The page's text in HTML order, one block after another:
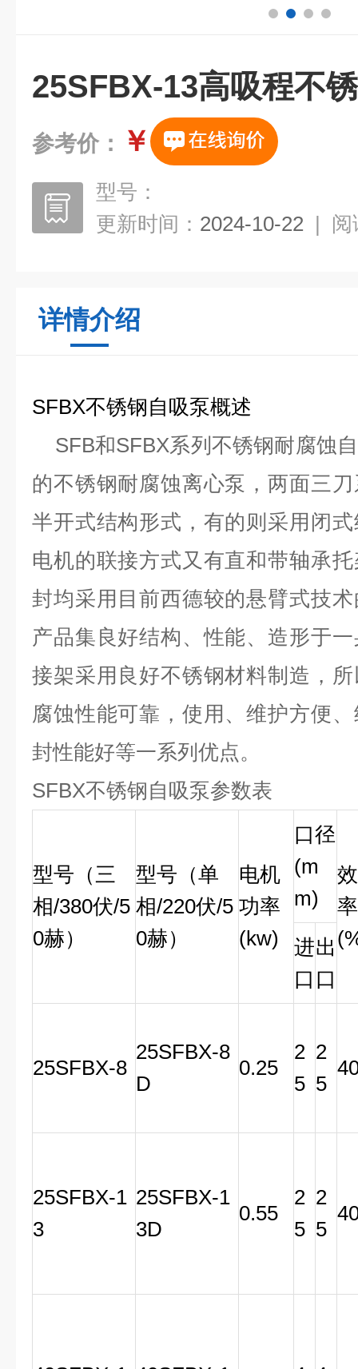
25SFBX-13高吸程不
参考价： ￥
型号：
更新时间： 2024-10-22 | 阅
详情介绍
SFBX不锈钢自吸泵概述
SFB和SFBX系列不锈钢耐腐蚀
的不锈钢耐腐蚀离心泵，两面三
半开式结构形式，有的则采用闭
电机的联接方式又有直和带轴承
封均采用目前西德较的悬臂式技
产品集良好结构、性能、造形于
接架采用良好不锈钢材料制造，
腐蚀性能可靠，使用、维护方便
封性能好等一系列优点。
SFBX不锈钢自吸泵参数表
型号（三
相/380伏/5
0赫）
型号（单
相/220伏/5
0赫）
电机
功率
(kw)
口径
(m
m)
效
率
进
口
出
口
25SFBX-8
25SFBX-8
D
0.25
2
5
2
5
25SFBX-1
3
25SFBX-1
3D
0.55
2
5
2
5